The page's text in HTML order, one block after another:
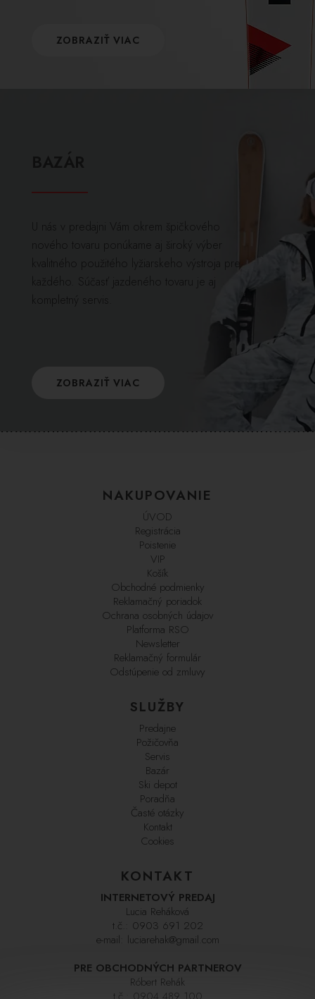
ZOBRAZIŤ VIAC
U nás v predajni Vám okrem špičkového
nového tovaru ponúkame aj široký výber
kvalitného použitého lyžiarskeho výstroja pre
každého. Súčasť jazdeného tovaru je aj
kompletný servis.
ZOBRAZIŤ VIAC
NAKUPOVANIE
ÚVOD
Registrácia
Poistenie
VIP
Košík
Obchodné podmienky
Reklamačný poriadok
Ochrana osobných údajov
Platforma RSO
Newsletter
Reklamačný formulár
Odstúpenie od zmluvy
SLUŽBY
Predajne
Požičovňa
Servis
Bazár
Ski depot
Poradňa
Časté otázky
Kontakt
Cookies
KONTAKT
INTERNETOVÝ PREDAJ
Lucia Reháková
t.č.: 0903 691 202
e-mail: luciarehak@gmail.com
PRE OBCHODNÝCH PARTNEROV
Róbert Rehák